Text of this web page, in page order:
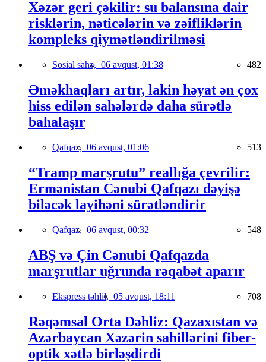
Xəzər geri çəkilir: su balansına dair
risklərin, nəticələrin və zəifliklərin
kompleks qiymətləndirilməsi
Sosial sahə, 06 avqust, 01:38 482
Əməkhaqları artır, lakin həyat ən çox
hiss edilən sahələrdə daha sürətlə
bahalaşır
Qafqaz, 06 avqust, 01:06 513
“Tramp marşrutu” reallığa çevrilir:
Ermənistan Cənubi Qafqazı dəyişə
biləcək layihəni sürətləndirir
Qafqaz, 06 avqust, 00:32 548
ABŞ və Çin Cənubi Qafqazda
marşrutlar uğrunda rəqabət aparır
Ekspress təhlil, 05 avqust, 18:11 708
Rəqəmsal Orta Dəhliz: Qazaxıstan və
Azərbaycan Xəzərin sahillərini fiber-
optik xətlə birləşdirdi